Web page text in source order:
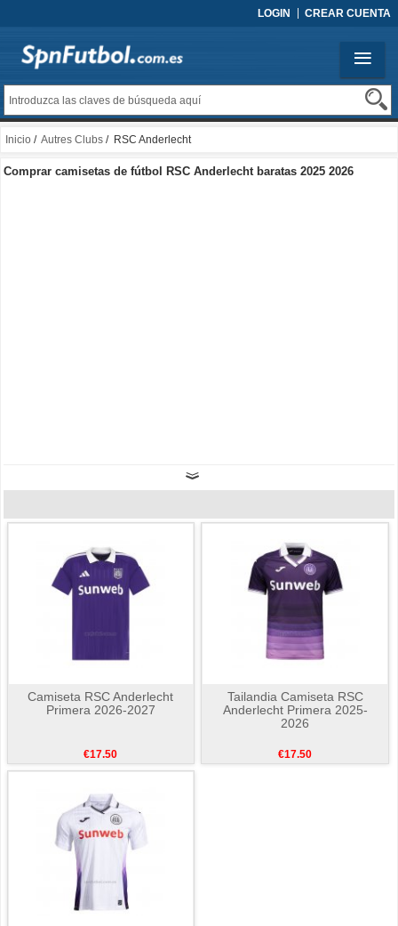
LOGIN CREAR CUENTA
Inicio / Autres Clubs / RSC Anderlecht
Comprar camisetas de fútbol RSC Anderlecht baratas 2025 2026
Camiseta RSC Anderlecht
Primera 2026-2027
€17.50
Tailandia Camiseta RSC
Anderlecht Primera 2025-
2026
€17.50